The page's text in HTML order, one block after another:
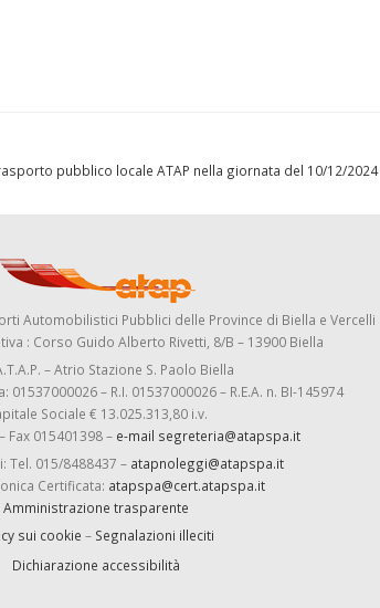
pubblico locale ATAP nella giornata del 10/12/2024
Automobilistici Pubblici delle Province di Biella e Vercelli
: Corso Guido Alberto Rivetti, 8/B – 13900 Biella
– Atrio Stazione S. Paolo Biella
01537000026 – R.I. 01537000026 – R.E.A. n. BI-145974
Sociale € 13.025.313,80 i.v.
Fax 015401398 – e-mail segreteria@atapspa.it
Tel. 015/8488437 – atapnoleggi@atapspa.it
Certificata: atapspa@cert.atapspa.it
Amministrazione trasparente
sui cookie – Segnalazioni illeciti
Dichiarazione accessibilità